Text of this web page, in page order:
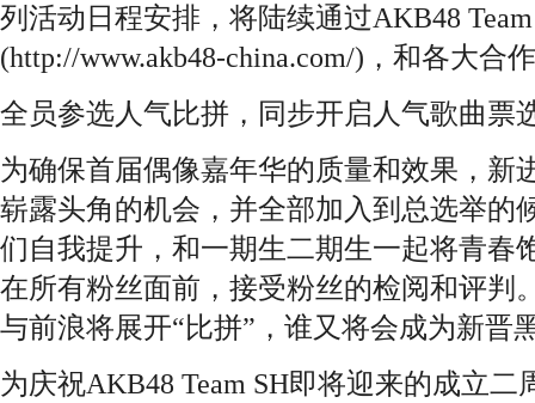
列活动日程安排，将陆续通过AKB48
(http://www.akb48-china.com/)，和各大合
全员参选人气比拼，同步开启人气歌曲票
为确保首届偶像嘉年华的质量和效果，新
崭露头角的机会，并全部加入到总选举的
们自我提升，和一期生二期生一起将青春
在所有粉丝面前，接受粉丝的检阅和评判
与前浪将展开“比拼”，谁又将会成为新晋
为庆祝AKB48 Team SH即将迎来的成立